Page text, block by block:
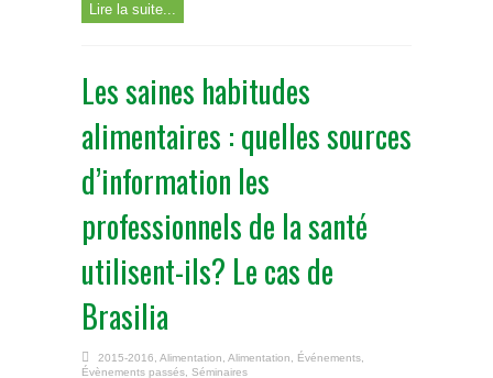
Lire la suite...
Les saines habitudes
alimentaires : quelles sources
d’information les
professionnels de la santé
utilisent-ils? Le cas de
Brasilia
2015-2016 Alimentation Alimentation Événements
Évènements passés Séminaires